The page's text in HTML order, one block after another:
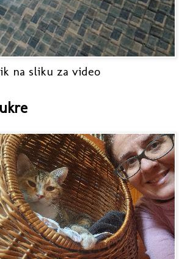
na sliku za video